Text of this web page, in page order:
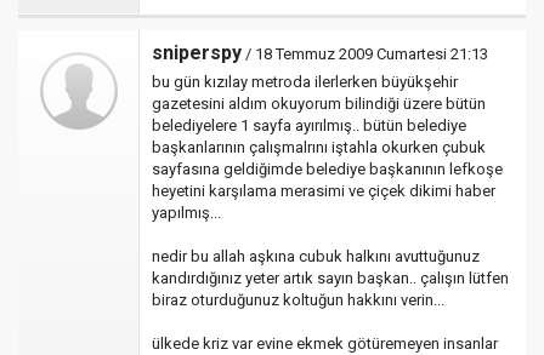
sniperspy / 18 Temmuz 2009 Cumartesi 21:13
bu gün kızılay metroda ilerlerken büyükşehir
gazetesini aldım okuyorum bilindiği üzere bütün
belediyelere 1 sayfa ayırılmış.. bütün belediye
başkanlarının çalışmalrını iştahla okurken çubuk
sayfasına geldiğimde belediye başkanının lefkoşe
heyetini karşılama merasimi ve çiçek dikimi haber
yapılmış...
nedir bu allah aşkına cubuk halkını avuttuğunuz
kandırdığınız yeter artık sayın başkan.. çalışın lütfen
biraz oturduğunuz koltuğun hakkını verin...
ülkede kriz var evine ekmek götüremeyen insanlar